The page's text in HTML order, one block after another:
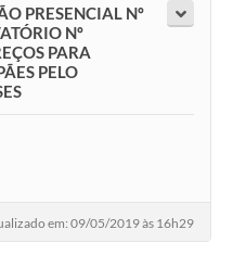
PRESENCIAL Nº
Nº
PARA
PELO
em: 09/05/2019 às 16h29